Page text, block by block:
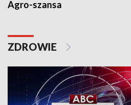
Agro-szansa
ZDROWIE